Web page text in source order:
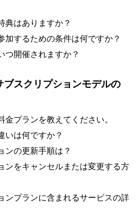
典はありますか？
加するための条件は何ですか？
つ開催されますか？
ブスクリプションモデルの
金プランを教えてください。
いは何ですか？
ンの更新手順は？
ンをキャンセルまたは変更する方
ンプランに含まれるサービスの詳